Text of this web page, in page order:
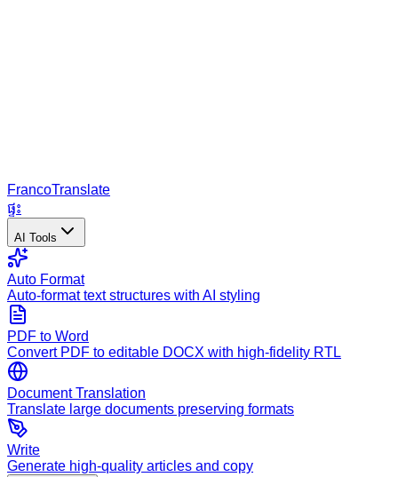
FrancoTranslate
ផ្ទះ
AI Tools
Auto Format
Auto-format text structures with AI styling
PDF to Word
Convert PDF to editable DOCX with high-fidelity RTL
Document Translation
Translate large documents preserving formats
Write
Generate high-quality articles and copy